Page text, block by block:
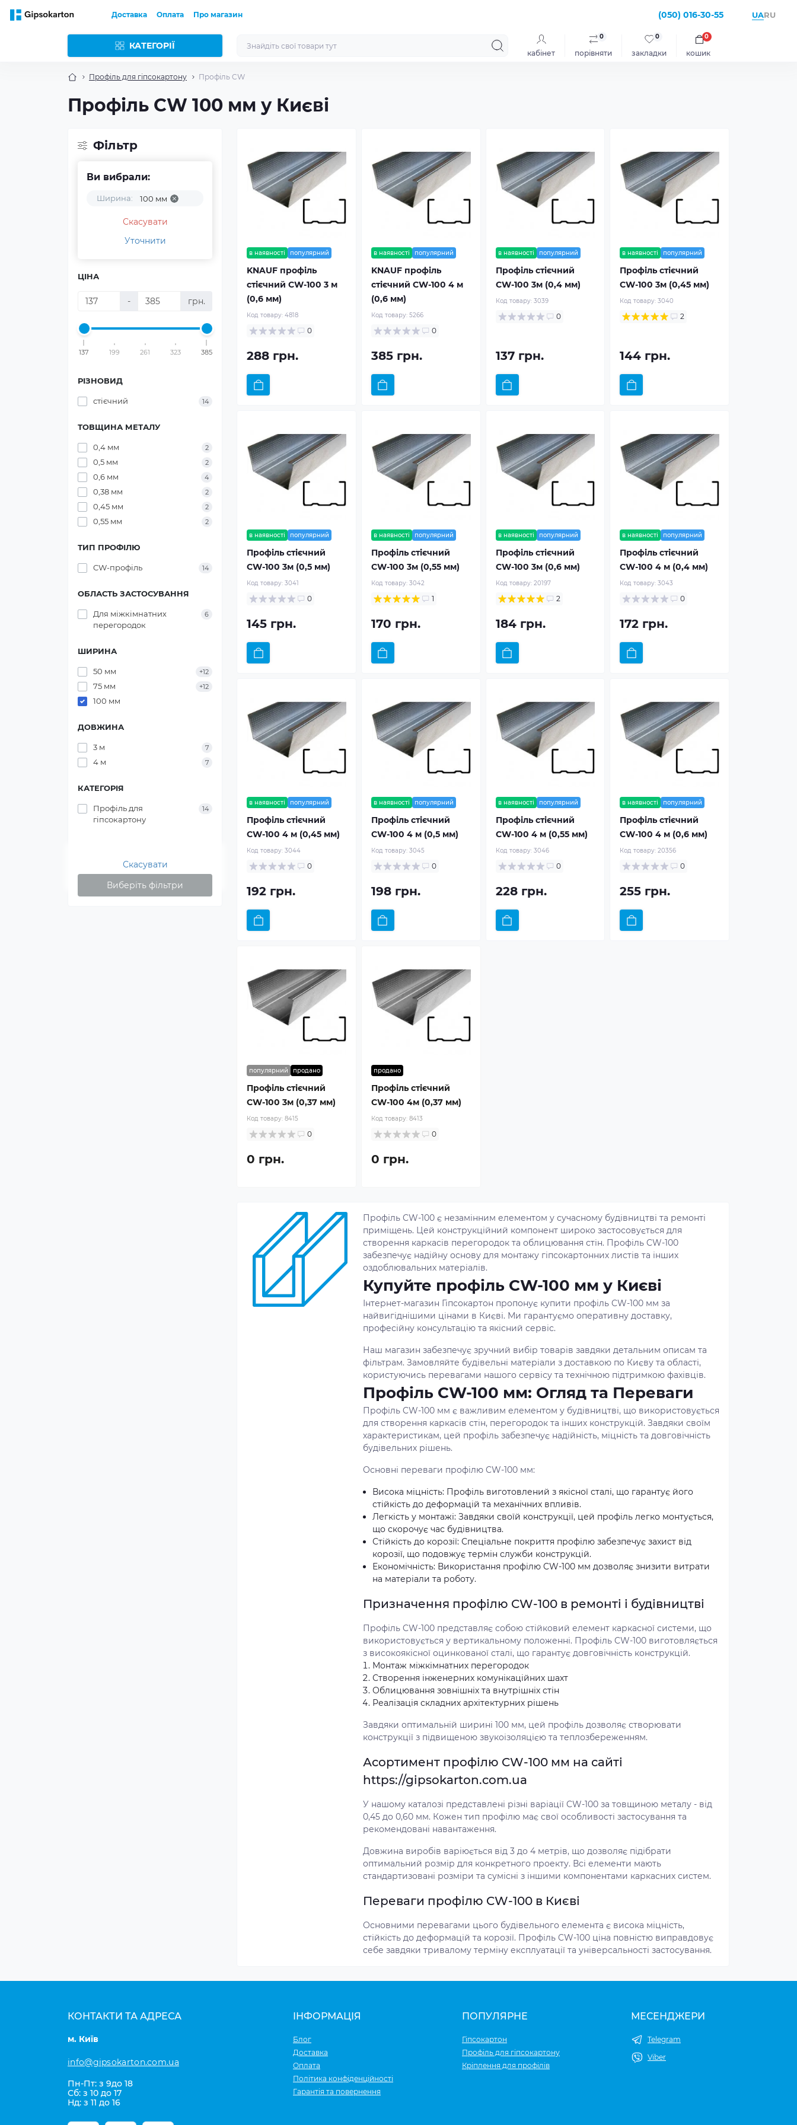
Доставка Оплата Про магазин (050) 016-30-55 UARU
КАТЕГОРІЇ
кабінет порівняти
0
закладки
0
кошик
0
Профіль для гіпсокартону Профіль CW
Профіль CW 100 мм у Києві
Фільтр
Ви вибрали:
Ширина: 100 мм
Скасувати
Уточнити
ЦІНА
- грн.
137 199 261 323 385
РІЗНОВИД
стієчний 14
ТОВЩИНА МЕТАЛУ
0,4 мм 2
0,5 мм 2
0,6 мм 4
0,38 мм 2
0,45 мм 2
0,55 мм 2
ТИП ПРОФІЛЮ
CW-профіль 14
ОБЛАСТЬ ЗАСТОСУВАННЯ
Для міжкімнатних
перегородок
6
ШИРИНА
50 мм +12
75 мм +12
100 мм
ДОВЖИНА
3 м 7
4 м 7
КАТЕГОРІЯ
Профіль для
гіпсокартону
14
Скасувати
Виберіть фільтри
в наявності популярний
KNAUF профіль
стієчний CW-100 3 м
(0,6 мм)
Код товару: 4818
0
288 грн.
в наявності популярний
KNAUF профіль
стієчний CW-100 4 м
(0,6 мм)
Код товару: 5266
0
385 грн.
в наявності популярний
Профіль стієчний
CW-100 3м (0,4 мм)
Код товару: 3039
0
137 грн.
в наявності популярний
Профіль стієчний
CW-100 3м (0,45 мм)
Код товару:3040
2
144 грн.
в наявності популярний
Профіль стієчний
CW-100 3м (0,5 мм)
Код товару: 3041
0
145 грн.
в наявності популярний
Профіль стієчний
CW-100 3м (0,55 мм)
Код товару: 3042
1
170 грн.
в наявності популярний
Профіль стієчний
CW-100 3м (0,6 мм)
Код товару: 20197
2
184 грн.
в наявності популярний
Профіль стієчний
CW-100 4 м (0,4 мм)
Код товару:3043
0
172 грн.
в наявності популярний
Профіль стієчний
CW-100 4 м (0,45 мм)
Код товару: 3044
0
192 грн.
в наявності популярний
Профіль стієчний
CW-100 4 м (0,5 мм)
Код товару: 3045
0
198 грн.
в наявності популярний
Профіль стієчний
CW-100 4 м (0,55 мм)
Код товару: 3046
0
228 грн.
в наявності популярний
Профіль стієчний
CW-100 4 м (0,6 мм)
Код товару:20356
0
255 грн.
популярний продано
Профіль стієчний
CW-100 3м (0,37 мм)
Код товару: 8415
0
0 грн.
продано
Профіль стієчний
CW-100 4м (0,37 мм)
Код товару: 8413
0
0 грн.
Профіль CW-100 є незамінним елементом у сучасному будівництві та ремонті
приміщень. Цей конструкційний компонент широко застосовується для
створення каркасів перегородок та облицювання стін. Профіль CW-100
забезпечує надійну основу для монтажу гіпсокартонних листів та інших
оздоблювальних матеріалів.
Купуйте профіль CW-100 мм у Києві
Інтернет-магазин Гіпсокартон пропонує купити профіль CW-100 мм за
найвигіднішими цінами в Києві. Ми гарантуємо оперативну доставку,
професійну консультацію та якісний сервіс.
Наш магазин забезпечує зручний вибір товарів завдяки детальним описам та
фільтрам. Замовляйте будівельні матеріали з доставкою по Києву та області,
користуючись перевагами нашого сервісу та технічною підтримкою фахівців.
Профіль CW-100 мм: Огляд та Переваги
Профіль CW-100 мм є важливим елементом у будівництві, що використовується
для створення каркасів стін, перегородок та інших конструкцій. Завдяки своїм
характеристикам, цей профіль забезпечує надійність, міцність та довговічність
будівельних рішень.
Основні переваги профілю CW-100 мм:
Висока міцність: Профіль виготовлений з якісної сталі, що гарантує його
стійкість до деформацій та механічних впливів.
Легкість у монтажі: Завдяки своїй конструкції, цей профіль легко монтується,
що скорочує час будівництва.
Стійкість до корозії: Спеціальне покриття профілю забезпечує захист від
корозії, що подовжує термін служби конструкцій.
Економічність: Використання профілю CW-100 мм дозволяє знизити витрати
на матеріали та роботу.
Призначення профілю CW-100 в ремонті і будівництві
Профіль CW-100 представляє собою стійковий елемент каркасної системи, що
використовується у вертикальному положенні. Профіль CW-100 виготовляється
з високоякісної оцинкованої сталі, що гарантує довговічність конструкцій.
Монтаж міжкімнатних перегородок
Створення інженерних комунікаційних шахт
Облицювання зовнішніх та внутрішніх стін
Реалізація складних архітектурних рішень
Завдяки оптимальній ширині 100 мм, цей профіль дозволяє створювати
конструкції з підвищеною звукоізоляцією та теплозбереженням.
Асортимент профілю CW-100 мм на сайті
https://gipsokarton.com.ua
У нашому каталозі представлені різні варіації CW-100 за товщиною металу - від
0,45 до 0,60 мм. Кожен тип профілю має свої особливості застосування та
рекомендовані навантаження.
Довжина виробів варіюється від 3 до 4 метрів, що дозволяє підібрати
оптимальний розмір для конкретного проекту. Всі елементи мають
стандартизовані розміри та сумісні з іншими компонентами каркасних систем.
Переваги профілю CW-100 в Києві
Основними перевагами цього будівельного елемента є висока міцність,
стійкість до деформацій та корозії. Профіль CW-100 ціна повністю виправдовує
себе завдяки тривалому терміну експлуатації та універсальності застосування.
КОНТАКТИ ТА АДРЕСА
м. Київ
info@gipsokarton.com.ua
Пн-Пт: з 9до 18
Сб: з 10 до 17
Нд: з 11 до 16
ІНФОРМАЦІЯ
Блог
Доставка
Оплата
Політика конфіденційності
Гарантія та повернення
ПОПУЛЯРНЕ
Гіпсокартон
Профіль для гіпсокартону
Кріплення для профілів
МЕСЕНДЖЕРИ
Telegram
Viber